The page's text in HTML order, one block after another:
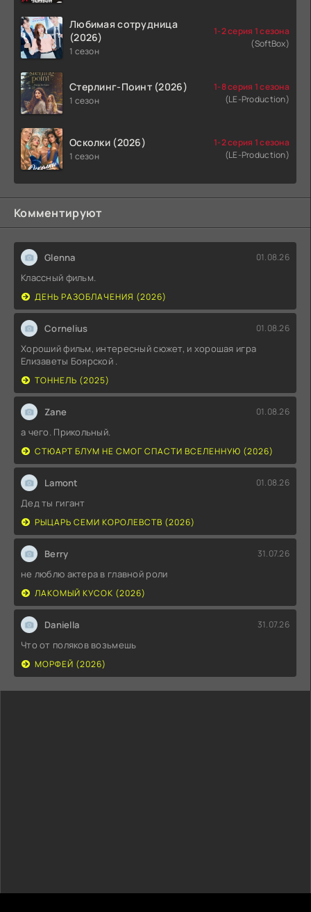
Любимая сотрудница
(2026)
1 сезон
1-2 серия 1 сезона
(SoftBox)
Стерлинг-Поинт (2026)
1 сезон
1-8 серия 1 сезона
(LE-Production)
Осколки (2026)
1 сезон
1-2 серия 1 сезона
(LE-Production)
Комментируют
Glenna 01.08.26
Классный фильм.
ДЕНЬ РАЗОБЛАЧЕНИЯ (2026)
Cornelius 01.08.26
Хороший фильм, интересный сюжет, и хорошая игра
Елизаветы Боярской .
ТОННЕЛЬ (2025)
Zane 01.08.26
а чего. Прикольный.
СТЮАРТ БЛУМ НЕ СМОГ СПАСТИ ВСЕЛЕННУЮ (2026)
Lamont 01.08.26
Дед ты гигант
РЫЦАРЬ СЕМИ КОРОЛЕВСТВ (2026)
Berry 31.07.26
не люблю актера в главной роли
ЛАКОМЫЙ КУСОК (2026)
Daniella 31.07.26
Что от поляков возьмешь
МОРФЕЙ (2026)